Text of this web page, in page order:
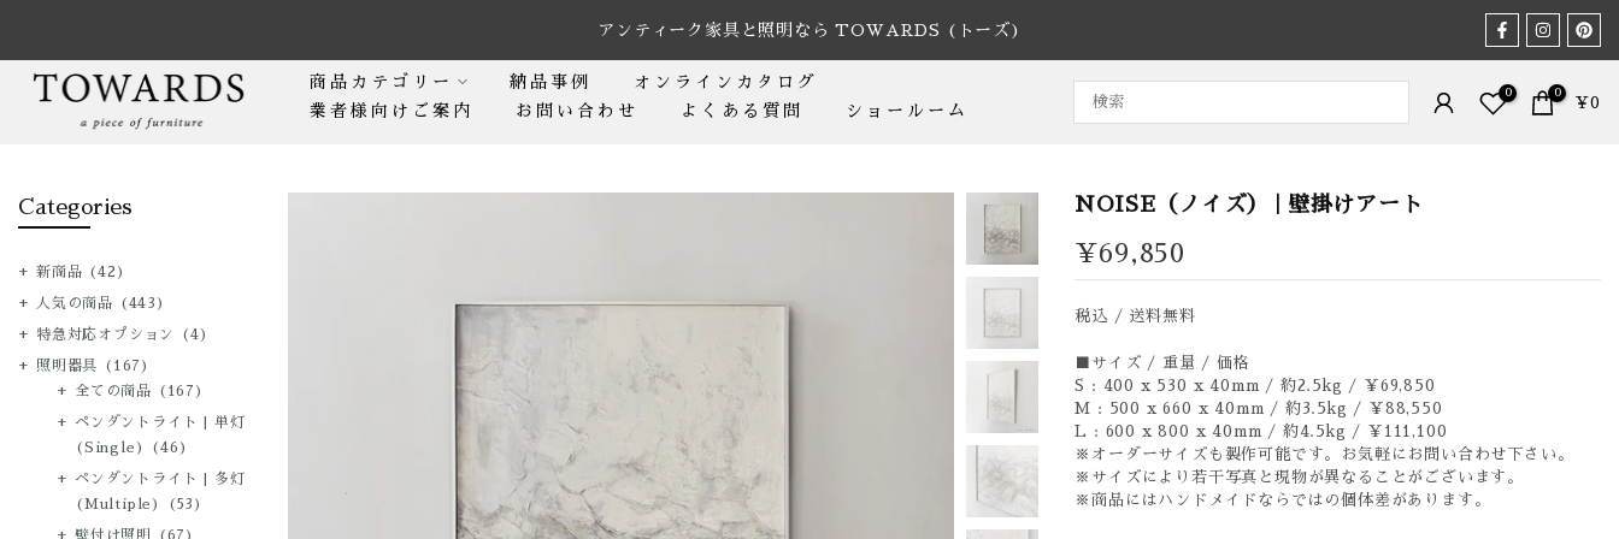
アンティーク家具と照明なら TOWARDS (トーズ)
商品カテゴリー 納品事例
オンラインカタログ
業者様向けご案内
お問い合わせ よくある質問 ショールーム
0 0
¥0
NOISE（ノイズ） | 壁掛けアート
¥69,850
税込 / 送料無料
■サイズ / 重量 / 価格
S : 400 x 530 x 40mm / 約2.5kg / ￥69,850
M : 500 x 660 x 40mm / 約3.5kg / ￥88,550
L : 600 x 800 x 40mm / 約4.5kg / ￥111,100
※オーダーサイズも製作可能です。お気軽にお問い合わせ下さい。
※サイズにより若干写真と現物が異なることがございます。
※商品にはハンドメイドならではの個体差があります。
Categories
新商品 (42)
人気の商品 (443)
特急対応オプション (4)
照明器具
(167)
全ての商品
(167)
ペンダントライト | 単灯
(Single)
(46)
ペンダントライト | 多灯
(Multiple)
(53)
壁付け照明 (67)